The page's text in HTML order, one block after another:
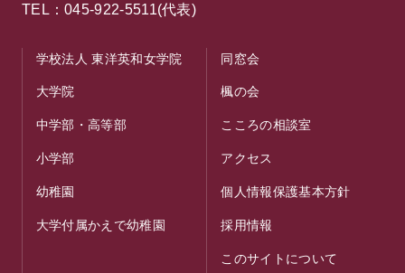
TEL：045-922-5511(代表)
学校法人 東洋英和女学院
大学院
中学部・高等部
小学部
幼稚園
大学付属かえで幼稚園
同窓会
楓の会
こころの相談室
アクセス
個人情報保護基本方針
採用情報
このサイトについて